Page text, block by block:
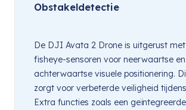
Obstakeldetectie
De DJI Avata 2 Drone is uitgerust
fisheye-sensoren voor neerwaartse en
achterwaartse visuele positionering.
zorgt voor verbeterde veiligheid
Extra functies zoals een geïntegreerde